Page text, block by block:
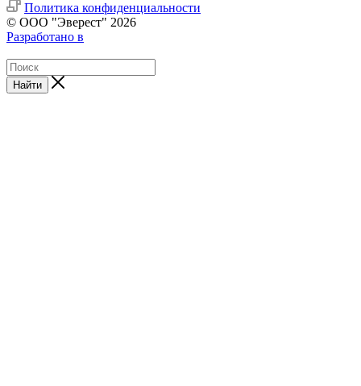
Политика конфиденциальности
© ООО "Эверест" 2026
Разработано в
Найти